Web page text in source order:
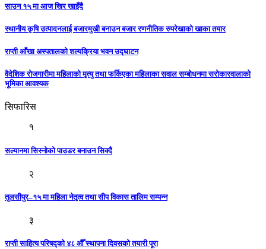
साउन १५ मा आज खिर खाइँदै
स्थानीय कृषि उत्पादनलाई बजारमुखी बनाउन बजार रणनीतिक रुपरेखाको खाका तयार
राप्ती आँखा अस्पतालको शल्यक्रिया भवन उद्घाटन
वैदेशिक रोजगारीमा महिलाको मृत्यु तथा फर्किएका महिलाका सवाल सम्बोधनमा सरोकारवालाको
भूमिका आवश्यक
सिफारिस
१
सल्यानमा सिस्नाेकाे पाउडर बनाउन सिक्दै
२
तुलसीपुर–१५ मा महिला नेतृत्व तथा सीप विकास तालिम सम्पन्न
३
राप्ती साहित्य परिषद्को ४८ औँ स्थापना दिवसको तयारी पूरा